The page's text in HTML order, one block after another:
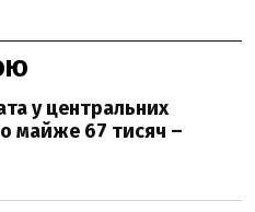
у центральних
майже 67 тисяч –